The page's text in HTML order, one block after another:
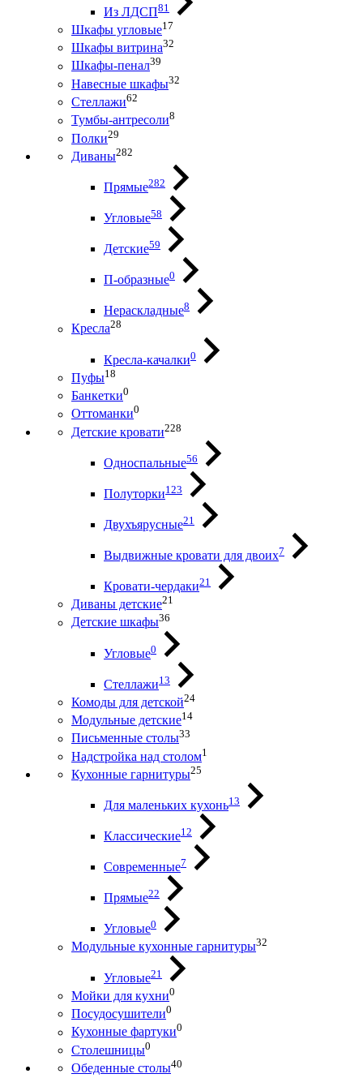
Из ЛДСП81
Шкафы угловые17
Шкафы витрина32
Шкафы-пенал39
Навесные шкафы32
Стеллажи62
Тумбы-антресоли8
Полки29
Диваны282
Прямые282
Угловые58
Детские59
П-образные0
Нераскладные8
Кресла28
Кресла-качалки0
Пуфы18
Банкетки0
Оттоманки0
Детские кровати228
Односпальные56
Полуторки123
Двухъярусные21
Выдвижные кровати для двоих7
Кровати-чердаки21
Диваны детские21
Детские шкафы36
Угловые0
Стеллажи13
Комоды для детской24
Модульные детские14
Письменные столы33
Надстройка над столом1
Кухонные гарнитуры25
Для маленьких кухонь13
Классические12
Современные7
Прямые22
Угловые0
Модульные кухонные гарнитуры32
Угловые21
Мойки для кухни0
Посудосушители0
Кухонные фартуки0
Столешницы0
Обеденные столы40